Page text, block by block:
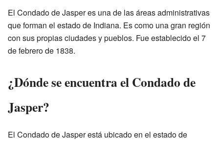
El Condado de Jasper es una de las áreas administrativas
que forman el estado de Indiana. Es como una gran región
con sus propias ciudades y pueblos. Fue establecido el 7
de febrero de 1838.
¿Dónde se encuentra el Condado de
Jasper?
El Condado de Jasper está ubicado en el estado de